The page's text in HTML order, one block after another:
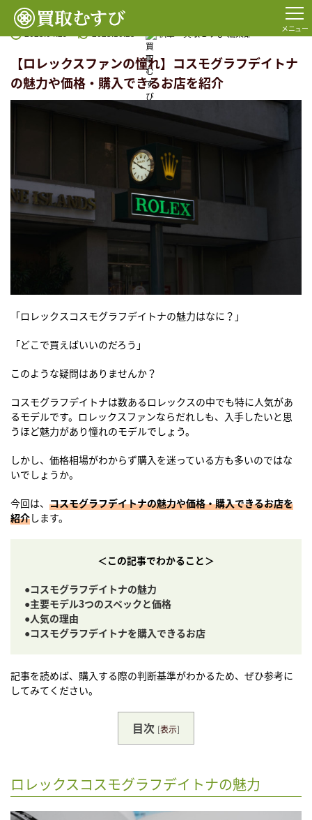
メニュー
TOP コラム一覧 【ロレックスファンの憧れ】コスモグラフデイトナの魅力や
2023.04.29 2023.10.23 執筆：買取むすび 編集部
【ロレックスファンの憧れ】コスモグラフデイトナ
の魅力や価格・購入できるお店を紹介
「ロレックスコスモグラフデイトナの魅力はなに？」
「どこで買えばいいのだろう」
このような疑問はありませんか？
コスモグラフデイトナは数あるロレックスの中でも特に人気があ
るモデルです。ロレックスファンならだれしも、入手したいと思
うほど魅力があり憧れのモデルでしょう。
しかし、価格相場がわからず購入を迷っている方も多いのではな
いでしょうか。
今回は、 コスモグラフデイトナの魅力や価格・購入できるお店を
紹介します。
＜この記事でわかること＞
●コスモグラフデイトナの魅力
●主要モデル3つのスペックと価格
●人気の理由
●コスモグラフデイトナを購入できるお店
記事を読めば、購入する際の判断基準がわかるため、ぜひ参考に
してみてください。
目次 [表示]
ロレックスコスモグラフデイトナの魅力